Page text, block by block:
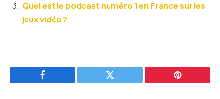
Quel est le podcast numéro 1 en France sur les
jeux vidéo ?
Facebook Twitter Pinterest